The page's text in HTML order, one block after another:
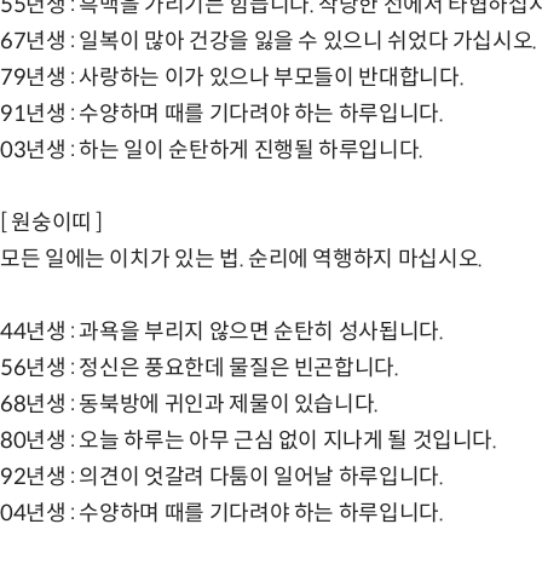
67년생 : 일복이 많아 건강을 잃을 수 있으니 쉬었다 가십시오.
79년생 : 사랑하는 이가 있으나 부모들이 반대합니다.
91년생 : 수양하며 때를 기다려야 하는 하루입니다.
03년생 : 하는 일이 순탄하게 진행될 하루입니다.
[ 원숭이띠 ]
모든 일에는 이치가 있는 법. 순리에 역행하지 마십시오.
44년생 : 과욕을 부리지 않으면 순탄히 성사됩니다.
56년생 : 정신은 풍요한데 물질은 빈곤합니다.
68년생 : 동북방에 귀인과 제물이 있습니다.
80년생 : 오늘 하루는 아무 근심 없이 지나게 될 것입니다.
92년생 : 의견이 엇갈려 다툼이 일어날 하루입니다.
04년생 : 수양하며 때를 기다려야 하는 하루입니다.